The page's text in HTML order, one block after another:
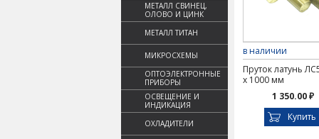
МЕТАЛЛ СВИНЕЦ,
ОЛОВО И ЦИНК
МЕТАЛЛ ТИТАН
МИКРОСХЕМЫ
ОПТОЭЛЕКТРОННЫЕ
ПРИБОРЫ
ОСВЕЩЕНИЕ И
ИНДИКАЦИЯ
ОХЛАДИТЕЛИ
в наличии
Пруток латунь
х 1000 мм
1 350.00 ₽
Купить